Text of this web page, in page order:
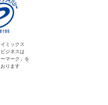
ミックス
ジネスは
ーマーク」を
ります